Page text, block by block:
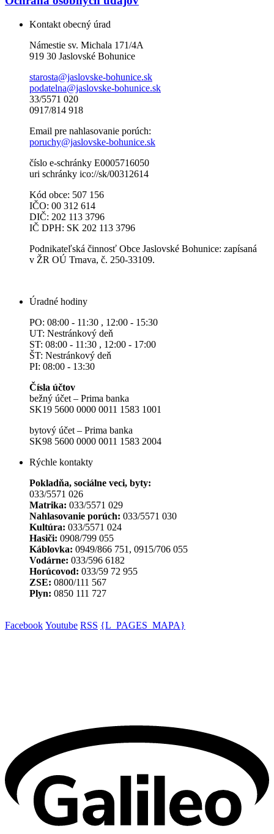
Kontakt obecný úrad
Námestie sv. Michala 171/4A
919 30 Jaslovské Bohunice
starosta@jaslovske-bohunice.sk
podatelna@jaslovske-bohunice.sk
33/5571 020
0917/814 918
Email pre nahlasovanie porúch:
poruchy@jaslovske-bohunice.sk
číslo e-schránky E0005716050
uri schránky ico://sk/00312614
Kód obce: 507 156
IČO: 00 312 614
DIČ: 202 113 3796
IČ DPH: SK 202 113 3796
Podnikateľská činnosť Obce Jaslovské Bohunice: zapísaná
v ŽR OÚ Trnava, č. 250-33109.
Úradné hodiny
PO: 08:00 - 11:30 , 12:00 - 15:30
UT: Nestránkový deň
ST: 08:00 - 11:30 , 12:00 - 17:00
ŠT: Nestránkový deň
PI: 08:00 - 13:30
Čísla účtov
bežný účet – Prima banka
SK19 5600 0000 0011 1583 1001
bytový účet – Prima banka
SK98 5600 0000 0011 1583 2004
Rýchle kontakty
Pokladňa, sociálne veci, byty:
033/5571 026
Matrika: 033/5571 029
Nahlasovanie porúch: 033/5571 030
Kultúra: 033/5571 024
Hasiči: 0908/799 055
Káblovka: 0949/866 751, 0915/706 055
Vodárne: 033/596 6182
Horúcovod: 033/59 72 955
ZSE: 0800/111 567
Plyn: 0850 111 727
Facebook Youtube RSS {L_PAGES_MAPA}